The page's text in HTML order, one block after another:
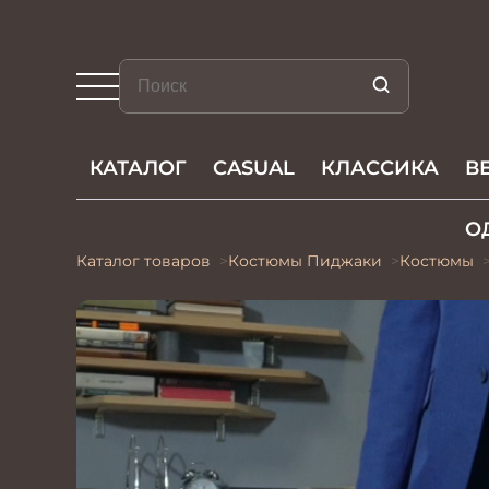
КАТАЛОГ CASUAL КЛАССИКА
Каталог товаров Костюмы Пиджаки Костюмы